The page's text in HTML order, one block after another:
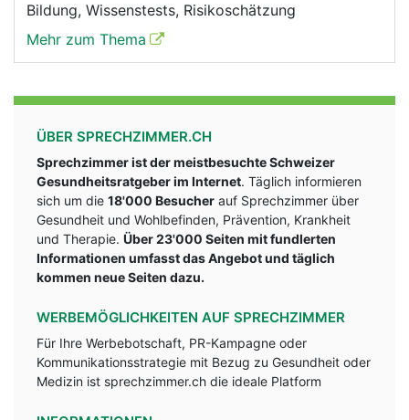
Bildung, Wissenstests, Risikoschätzung
Mehr zum Thema
ÜBER SPRECHZIMMER.CH
Sprechzimmer ist der meistbesuchte Schweizer
Gesundheitsratgeber im Internet. Täglich informieren
sich um die 18'000 Besucher auf Sprechzimmer über
Gesundheit und Wohlbefinden, Prävention, Krankheit
und Therapie. Über 23'000 Seiten mit fundlerten
Informationen umfasst das Angebot und täglich
kommen neue Seiten dazu.
WERBEMÖGLICHKEITEN AUF SPRECHZIMMER
Für Ihre Werbebotschaft, PR-Kampagne oder
Kommunikationsstrategie mit Bezug zu Gesundheit oder
Medizin ist sprechzimmer.ch die ideale Platform